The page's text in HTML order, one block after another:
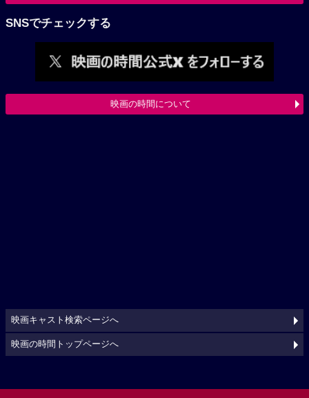
SNSでチェックする
映画の時間について
映画キャスト検索ページへ
映画の時間トップページへ